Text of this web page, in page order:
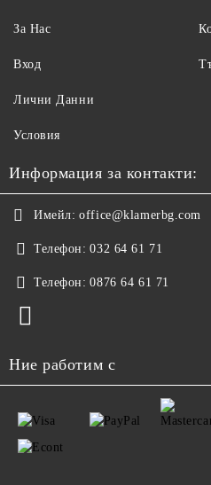
За Нас
Вход
Лични Данни
Условия
Информация за контакти:
Имейл: office@klamerbg.com
Телефон: 032 64 61 71
Телефон: 0876 64 61 71
Ние работим с